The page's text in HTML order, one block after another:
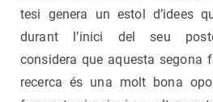
tesi genera un estol d’idees
durant l’inici del seu
considera que aquesta segona
recerca és una molt bona